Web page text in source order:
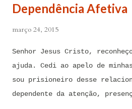
Dependência Afetiva
março 24, 2015
Senhor Jesus Cristo,
ajuda. Cedi ao apelo de
sou prisioneiro desse
dependente da atenção,